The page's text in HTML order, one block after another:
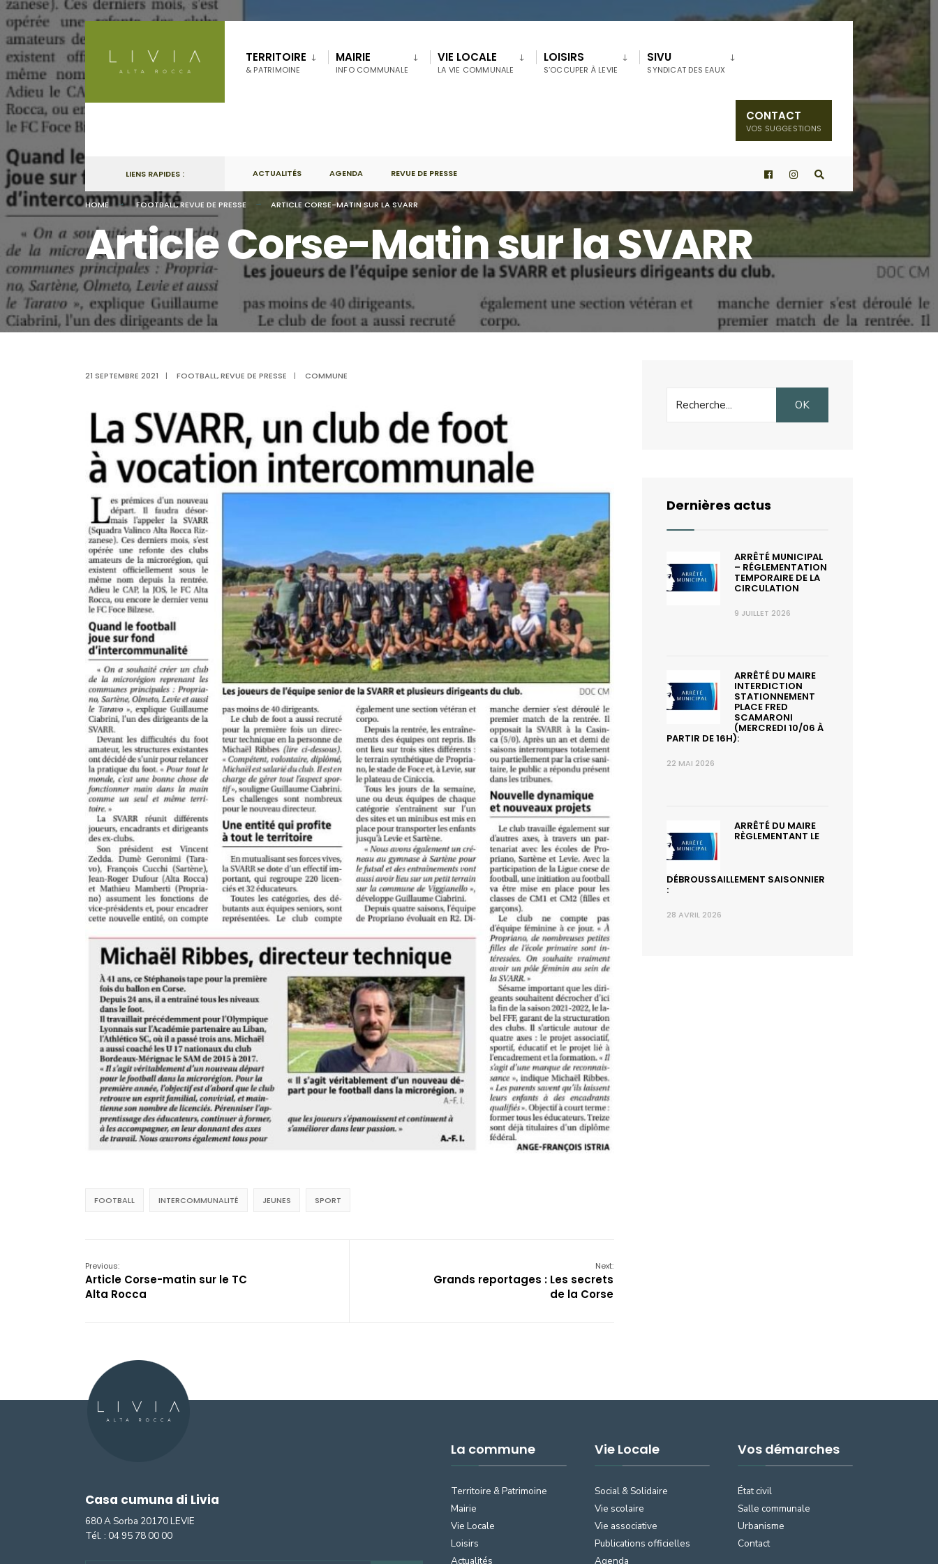
content
TERRITOIRE
& PATRIMOINE
MAIRIE
INFO COMMUNALE
VIE LOCALE
LA VIE COMMUNALE
LOISIRS
S’OCCUPER À LEVIE
SIVU
SYNDICAT DES EAUX
CONTACT
VOS SUGGESTIONS
LIENS RAPIDES : ACTUALITÉS AGENDA REVUE DE PRESSE
HOME FOOTBALL,REVUE DE PRESSE ARTICLE CORSE-MATIN SUR LA SVARR
Article Corse-Matin sur la SVARR
21 SEPTEMBRE 2021 | FOOTBALL,REVUE DE PRESSE | COMMUNE
FOOTBALL INTERCOMMUNALITÉ JEUNES SPORT
Previous:
Article Corse-matin sur le TC
Alta Rocca
Next:
Grands reportages : Les secrets
de la Corse
for:
OK
Dernières actus
ARRÊTÉ MUNICIPAL
– RÉGLEMENTATION
TEMPORAIRE DE LA
CIRCULATION
9 JUILLET 2026
ARRÊTÉ DU MAIRE
INTERDICTION
STATIONNEMENT
PLACE FRED
SCAMARONI
(MERCREDI 10/06 À
PARTIR DE 16H):
22 MAI 2026
ARRÊTÉ DU MAIRE
RÈGLEMENTANT LE
DÉBROUSSAILLEMENT SAISONNIER
:
28 AVRIL 2026
Casa cumuna di Livia
680 A Sorba 20170 LEVIE
Tél. : 04 95 78 00 00
La commune
Territoire & Patrimoine
Mairie
Vie Locale
Loisirs
Actualités
Vie Locale
Social & Solidaire
Vie scolaire
Vie associative
Publications officielles
Agenda
Vos démarches
État civil
Salle communale
Urbanisme
Contact